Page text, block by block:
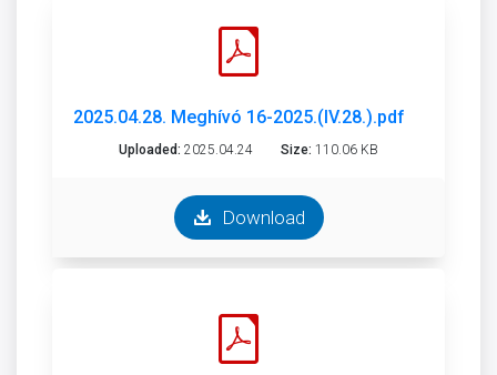
2025.04.28. Meghívó 16-2025.(IV.28.).pdf
Uploaded: 2025.04.24 Size: 110.06 KB
Download